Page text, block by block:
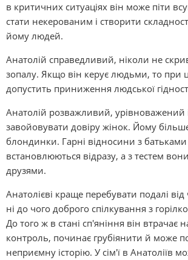
в критичних ситуаціях він може піти
стати некерованим і створити
йому людей.
Анатолій справедливий, ніколи не
зопалу. Якщо він керує людьми, то при
допустить приниження людської
Анатолій розважливий, урівноважений
завойовувати довіру жінок. Йому
блондинки. Гарні відносини з
встановлюються відразу, а з тестем
друзями.
Анатолієві краще перебувати подалі
ні до чого доброго спілкування з
До того ж в стані сп'яніння він втрачає
контроль, починає грубіянити й може
неприємну історію. У сім'ї в Анатоліїв